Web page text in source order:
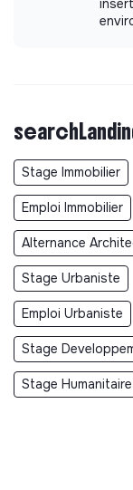
Stage Immobilier
Emploi Immobilier
Alternance
Stage Urbaniste
Emploi Urbaniste
Stage
Stage Humanitaire